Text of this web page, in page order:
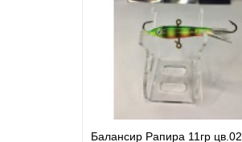
Балансир Рапира 11гр цв.02